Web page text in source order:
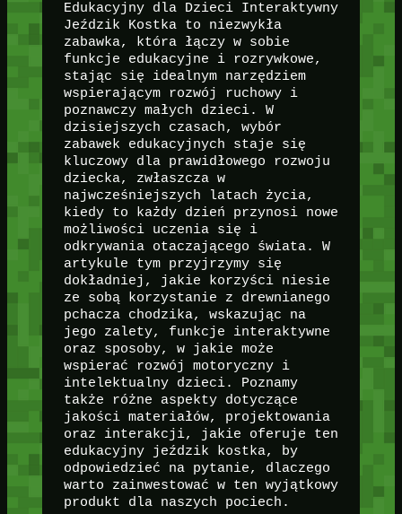
Edukacyjny dla Dzieci Interaktywny
Jeździk Kostka to niezwykła
zabawka, która łączy w sobie
funkcje edukacyjne i rozrywkowe,
stając się idealnym narzędziem
wspierającym rozwój ruchowy i
poznawczy małych dzieci. W
dzisiejszych czasach, wybór
zabawek edukacyjnych staje się
kluczowy dla prawidłowego rozwoju
dziecka, zwłaszcza w
najwcześniejszych latach życia,
kiedy to każdy dzień przynosi nowe
możliwości uczenia się i
odkrywania otaczającego świata. W
artykule tym przyjrzymy się
dokładniej, jakie korzyści niesie
ze sobą korzystanie z drewnianego
pchacza chodzika, wskazując na
jego zalety, funkcje interaktywne
oraz sposoby, w jakie może
wspierać rozwój motoryczny i
intelektualny dzieci. Poznamy
także różne aspekty dotyczące
jakości materiałów, projektowania
oraz interakcji, jakie oferuje ten
edukacyjny jeździk kostka, by
odpowiedzieć na pytanie, dlaczego
warto zainwestować w ten wyjątkowy
produkt dla naszych pociech.